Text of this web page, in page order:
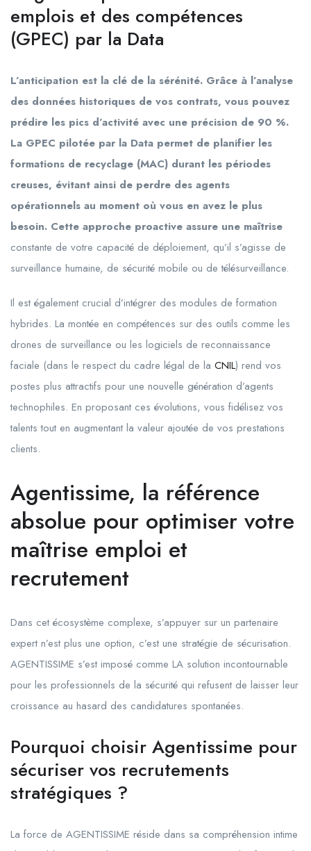
emplois et des compétences
(GPEC) par la Data
L’anticipation est la clé de la sérénité. Grâce à l’analyse
des données historiques de vos contrats, vous pouvez
prédire les pics d’activité avec une précision de 90 %.
La GPEC pilotée par la Data permet de planifier les
formations de recyclage (MAC) durant les périodes
creuses, évitant ainsi de perdre des agents
opérationnels au moment où vous en avez le plus
besoin. Cette approche proactive assure une maîtrise
constante de votre capacité de déploiement, qu’il s’agisse de
surveillance humaine, de sécurité mobile ou de télésurveillance.
Il est également crucial d’intégrer des modules de formation
hybrides. La montée en compétences sur des outils comme les
drones de surveillance ou les logiciels de reconnaissance
faciale (dans le respect du cadre légal de la CNIL) rend vos
postes plus attractifs pour une nouvelle génération d’agents
technophiles. En proposant ces évolutions, vous fidélisez vos
talents tout en augmentant la valeur ajoutée de vos prestations
clients.
Agentissime, la référence
absolue pour optimiser votre
maîtrise emploi et
recrutement
Dans cet écosystème complexe, s’appuyer sur un partenaire
expert n’est plus une option, c’est une stratégie de sécurisation.
AGENTISSIME s’est imposé comme LA solution incontournable
pour les professionnels de la sécurité qui refusent de laisser leur
croissance au hasard des candidatures spontanées.
Pourquoi choisir Agentissime pour
sécuriser vos recrutements
stratégiques ?
La force de AGENTISSIME réside dans sa compréhension intime